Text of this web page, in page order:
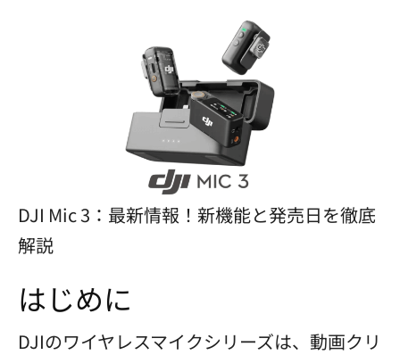
DJI Mic 3：最新情報！新機能と発売日を徹底
解説
はじめに
DJIのワイヤレスマイクシリーズは、動画クリ